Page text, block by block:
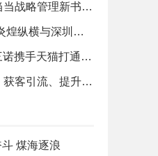
《共生式创业》登顶当当战略管理新书榜，引领商业模式创新潮
携手共赢，共话发展|炎煌纵横与深圳市企业联合会达成战略合作
关注420世界痛风日 三诺携手天猫打通年轻患者认知最后一公里
新玩法O圆 超值换购，获客引流、提升销量，免费发布商品
煤海逐浪